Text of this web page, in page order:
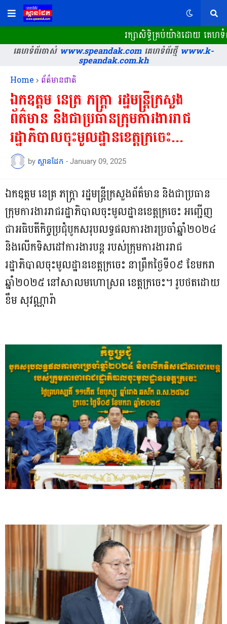
រក្សាសិទ្ធិគ្រប់យ៉ាងដោយ គេហទំ
គេហទំព័រចាស់www.speandak.comគេហទំព័រថ្មីwww.k-
speandak.com.kh
Home ព័ត៌មានជាតិ
ឯកឧត្តម នេត្រ ភក្ត្រា រដ្ឋមន្ត្រីក្រសួង
ព័ត៌មាន និងជាប្រធានក្រុមការងាររាជ
រដ្ឋាភិបាលចុះមូលដ្ឋានខេត្តក្រចេះ...
by ស្ពានដែក - January 09, 2025
ឯកឧត្តម នេត្រ ភក្ត្រា រដ្ឋមន្ត្រីក្រសួងព័ត៌មាន និងជាប្រធាន
ក្រុមការងាររាជរដ្ឋាភិបាលចុះមូលដ្ឋានខេត្តក្រចេះ អញ្ជើញ
ជាអធិបតីកិច្ចប្រជុំបូកសរុបលទ្ធផលការងារប្រចាំឆ្នាំ២០២៤
និងលើកទិសដៅការងារបន្ត របស់ក្រុមការងាររាជ
រដ្ឋាភិបាលចុះមូលដ្ឋានខេត្តក្រចេះ នាព្រឹកថ្ងៃទី០៩ ខែមករា
ឆ្នាំ២០២៥ នៅសាលមហោស្រព ខេត្តក្រចេះ។ រូបថតដោយ
ខឹម សុវណ្ណារ៉ា